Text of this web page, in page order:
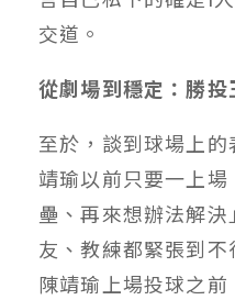
交道。
從劇場到穩定：勝投
至於，談到球場上
靖瑜以前只要一上
壘、再來想辦法解
友、教練都緊張到
陳靖瑜上場投球之前